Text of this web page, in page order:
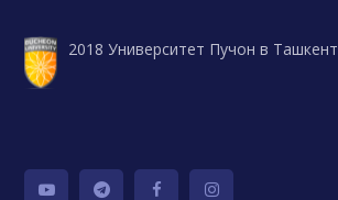
2018 Университет Пучон в